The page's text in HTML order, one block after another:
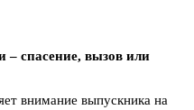
– спасение, вызов или
внимание выпускника на